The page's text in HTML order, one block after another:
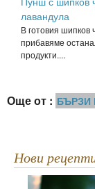
лавандула
В готовия шипков
прибавяме
продукти....
Още от : БЪРЗИ
Нови